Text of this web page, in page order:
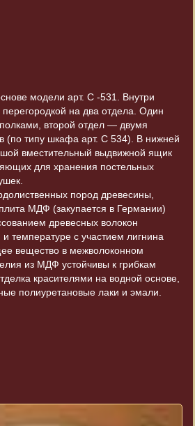
модели арт. С -531. Внутри
на два отдела. Один
второй отдел — двумя
(по типу шкафа арт. С 534). В нижней
вместительный выдвижной ящик
для хранения постельных
пород древесины,
плита МДФ (закупается в Германии)
древесных волокон
температуре с участием лигнина
вещество в межволоконном
из МДФ устойчивы к грибкам
красителями на водной основе,
полиуретановые лаки и эмали.